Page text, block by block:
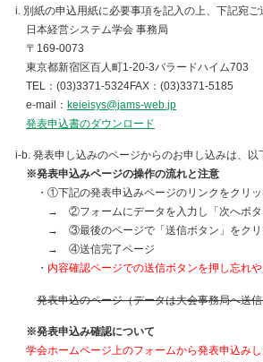
i. 別紙の申込用紙に必要事項を記入の上、下記宛ご
日本経営システム学会 事務局
〒169-0073
東京都新宿区百人町1-20-3バラードハイム703
TEL：(03)3371-5324FAX：(03)3371-5185
e-mail： keieisys@jams-web.jp
発表申込書のダウンロード
i-b. 発表申し込みのページからのお申し込みは、以
※発表申込みページの操作の流れと注意
・①下記の発表申込みページのリンクをクリッ
→ ②フォームにデータを入力し「次へボタ
→ ③最後のページで「送信ボタン」をクリ
→ ④送信完了ページ
・ 内容確認ページでの送信ボタンを押し忘れ
発表申込のページ（データは大会事務局へ送
※発表申込み確認について
学会ホームページ上のフォームから発表申込み